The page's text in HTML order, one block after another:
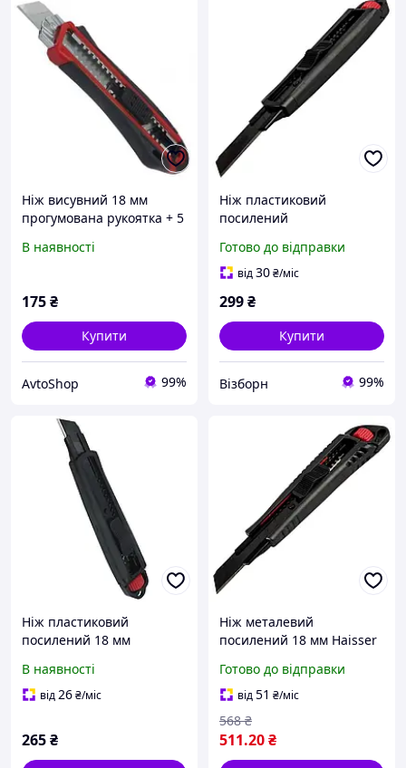
Ніж висувний 18 мм
прогумована рукоятка + 5
В наявності
175₴
Купити
AvtoShop 99%
Ніж пластиковий
посилений
Haisser для різання
паперу, гуми та шкіри
Готово до відправки
від30₴/міс
299₴
Купити
Візборн 99%
Ніж пластиковий
посилений 18 мм
вставки, навантаження
60 кг HAISSER
В наявності
від26₴/міс
265₴
Ніж металевий
посилений 18 мм Haisser
Готово до відправки
від51 ₴/міс
511.20₴
568 ₴